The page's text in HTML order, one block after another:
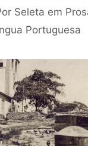
Seleta em
Portuguesa